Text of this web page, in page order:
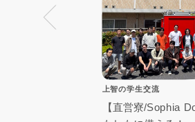
上智の学生交流
【直営寮/Sophia